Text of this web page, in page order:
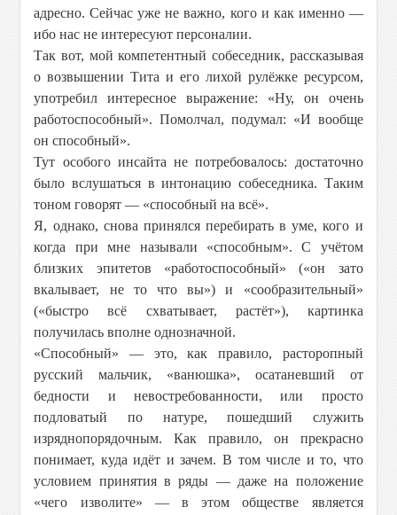
адресно. Сейчас уже не важно, кого и как именно —
ибо нас не интересуют персоналии.
Так вот, мой компетентный собеседник, рассказывая
о возвышении Тита и его лихой рулёжке ресурсом,
употребил интересное выражение: «Ну, он очень
работоспособный». Помолчал, подумал: «И вообще
он способный».
Тут особого инсайта не потребовалось: достаточно
было вслушаться в интонацию собеседника. Таким
тоном говорят — «способный на всё».
Я, однако, снова принялся перебирать в уме, кого и
когда при мне называли «способным». С учётом
близких эпитетов «работоспособный» («он зато
вкалывает, не то что вы») и «сообразительный»
(«быстро всё схватывает, растёт»), картинка
получилась вполне однозначной.
«Способный» — это, как правило, расторопный
русский мальчик, «ванюшка», осатаневший от
бедности и невостребованности, или просто
подловатый по натуре, пошедший служить
изряднопорядочным. Как правило, он прекрасно
понимает, куда идёт и зачем. В том числе и то, что
условием принятия в ряды — даже на положение
«чего изволите» — в этом обществе является